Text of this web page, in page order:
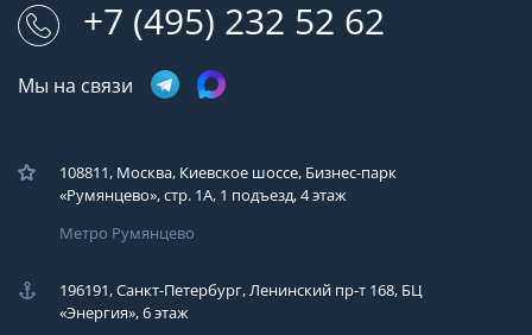
+7 (495) 232 52 62
Мы на связи
108811, Москва, Киевское шоссе, Бизнес-парк
«Румянцево», стр. 1А, 1 подъезд, 4 этаж
Метро Румянцево
196191, Санкт-Петербург, Ленинский пр-т 168, БЦ
«Энергия», 6 этаж